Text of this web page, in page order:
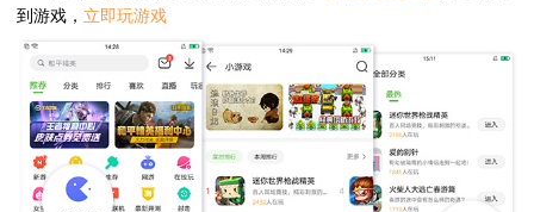
到游戏， 立即玩游戏